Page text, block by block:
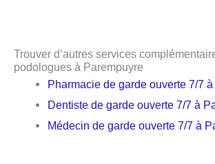
Trouver d’autres services
podologues à Parempuyre
Pharmacie de garde ouverte 7/7
Dentiste de garde ouverte 7/7 à
Médecin de garde ouverte 7/7 à